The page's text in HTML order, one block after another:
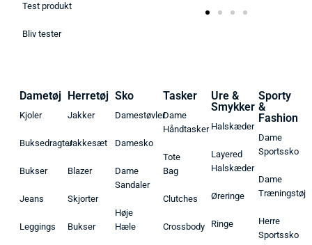
Test produkt
Bliv tester
Dametøj
Kjoler
Buksedragter
Bukser
Jeans
Leggings
Herretøj
Jakker
Jakkesæt
Blazer
Skjorter
Bukser
Sko
Damestøvler
Damesko
Dame
Sandaler
Høje
Hæle
Tasker
Dame
Håndtasker
Tote
Bag
Clutches
Crossbody
Ure &
Smykker
Halskæder
Layered
Halskæder
Øreringe
Ringe
Sporty
&
Fashion
Dame
Sportssko
Dame
Træningstøj
Herre
Sportssko